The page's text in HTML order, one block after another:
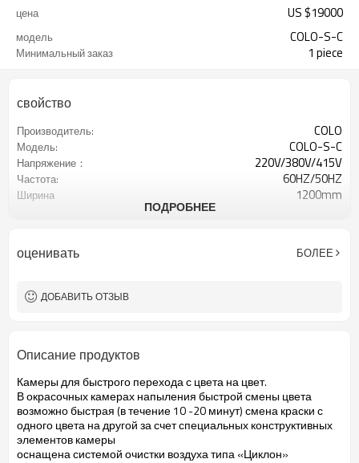
цена US $19000
модель COLO-S-C
Минимальный заказ 1 piece
свойство
Производитель: COLO
Модель: COLO-S-C
Напряжение： 220V/380V/415V
Частота: 60HZ/50HZ
Ширина 1200mm
ПОДРОБНЕЕ
оценивать БОЛЕЕ
ДОБАВИТЬ ОТЗЫВ
Описание продуктов
Камеры для быстрого перехода с цвета на цвет.
В окрасочных камерах напыления быстрой смены цвета
возможно быстрая (в течение 10 -20 минут) смена краски с
одного цвета на другой за счет специальных конструктивных
элементов камеры
оснащена системой очистки воздуха типа «Циклон»